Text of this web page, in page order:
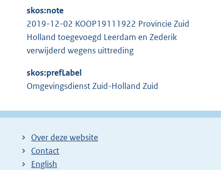
skos:note
2019-12-02 KOOP19111922 Provincie Zuid
Holland toegevoegd Leerdam en Zederik
verwijderd wegens uittreding
skos:prefLabel
Omgevingsdienst Zuid-Holland Zuid
Over deze website
Contact
English